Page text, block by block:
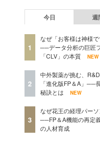
今日 週
1
なぜ「お客様は神様
──データ分析の巨匠
「CLV」の本質
NEW
2
中外製薬が挑む、
「進化版FP＆A」──
秘訣とは
NEW
3
なぜ花王の経理パー
──FP＆A機能の再定
の人材育成